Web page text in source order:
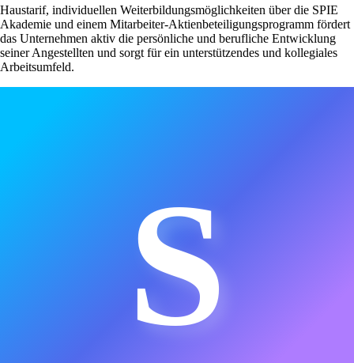
Haustarif, individuellen Weiterbildungsmöglichkeiten über die SPIE
Akademie und einem Mitarbeiter-Aktienbeteiligungsprogramm fördert
das Unternehmen aktiv die persönliche und berufliche Entwicklung
seiner Angestellten und sorgt für ein unterstützendes und kollegiales
Arbeitsumfeld.
S